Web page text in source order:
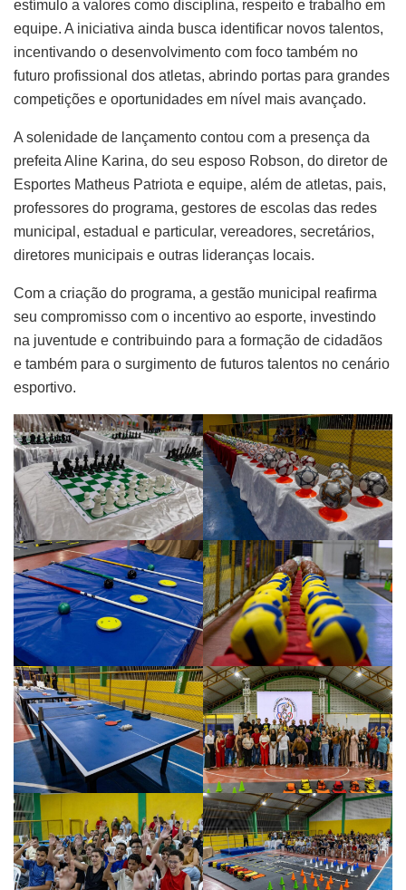
estímulo a valores como disciplina, respeito e trabalho em
equipe. A iniciativa ainda busca identificar novos talentos,
incentivando o desenvolvimento com foco também no
futuro profissional dos atletas, abrindo portas para grandes
competições e oportunidades em nível mais avançado.
A solenidade de lançamento contou com a presença da
prefeita Aline Karina, do seu esposo Robson, do diretor de
Esportes Matheus Patriota e equipe, além de atletas, pais,
professores do programa, gestores de escolas das redes
municipal, estadual e particular, vereadores, secretários,
diretores municipais e outras lideranças locais.
Com a criação do programa, a gestão municipal reafirma
seu compromisso com o incentivo ao esporte, investindo
na juventude e contribuindo para a formação de cidadãos
e também para o surgimento de futuros talentos no cenário
esportivo.